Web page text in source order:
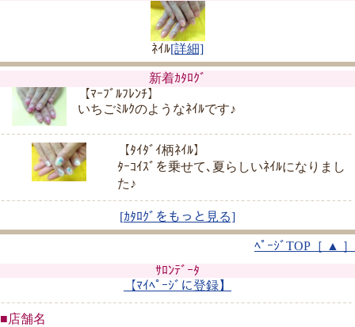
ﾈｲﾙ[詳細]
新着ｶﾀﾛｸﾞ
【ﾏｰﾌﾞﾙﾌﾚﾝﾁ】
いちごﾐﾙｸのようなﾈｲﾙです♪
【ﾀｲﾀﾞｲ柄ﾈｲﾙ】
ﾀｰｺｲｽﾞを乗せて､夏らしいﾈｲﾙになりまし
た♪
[ｶﾀﾛｸﾞをもっと見る]
ﾍﾟｰｼﾞTOP［ ▲ ］
ｻﾛﾝﾃﾞｰﾀ
【ﾏｲﾍﾟｰｼﾞに登録】
■店舗名